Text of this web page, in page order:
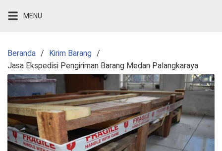
MENU
Beranda
Kirim Barang
Jasa Ekspedisi Pengiriman Barang Medan Palangkaraya